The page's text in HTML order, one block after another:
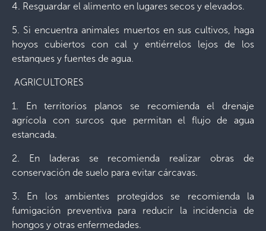
4. Resguardar el alimento en lugares secos y elevados.
5. Si encuentra animales muertos en sus cultivos, haga
hoyos cubiertos con cal y entiérrelos lejos de los
estanques y fuentes de agua.
AGRICULTORES
1. En territorios planos se recomienda el drenaje
agrícola con surcos que permitan el flujo de agua
estancada.
2. En laderas se recomienda realizar obras de
conservación de suelo para evitar cárcavas.
3. En los ambientes protegidos se recomienda la
fumigación preventiva para reducir la incidencia de
hongos y otras enfermedades.